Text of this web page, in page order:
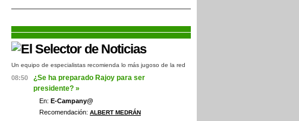
Un equipo de especialistas recomienda lo más jugoso de la red
08:50
¿Se ha preparado Rajoy para ser
presidente? »
En: E-Campany@
Recomendación: ALBERT MEDRÁN